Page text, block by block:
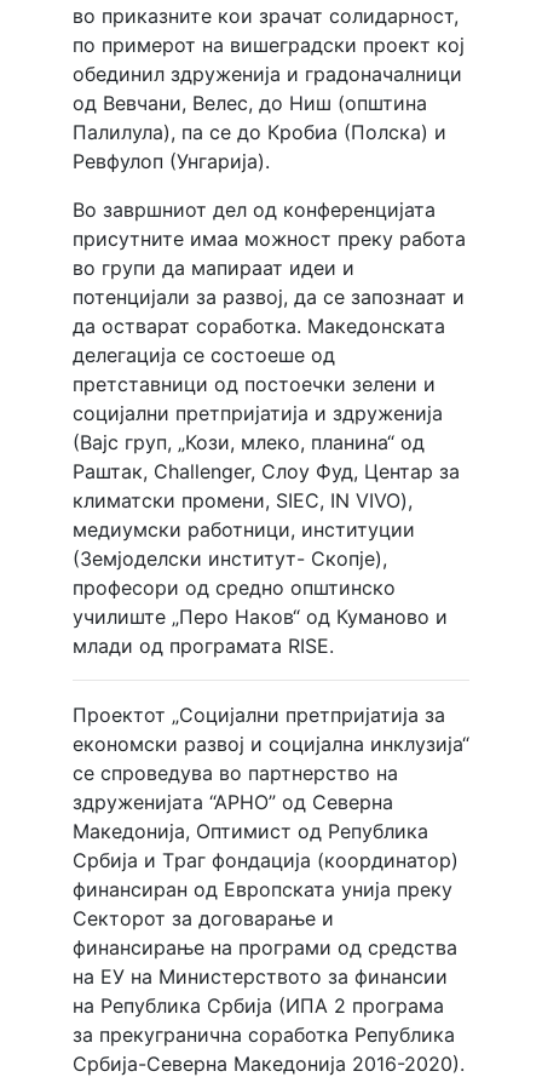
во приказните кои зрачат солидарност,
по примерот на вишеградски проект кој
обединил здруженија и градоначалници
од Вевчани, Велес, до Ниш (општина
Палилула), па се до Кробиа (Полска) и
Ревфулоп (Унгарија).
Во завршниот дел од конференцијата
присутните имаа можност преку работа
во групи да мапираат идеи и
потенцијали за развој, да се запознаат и
да остварат соработка. Македонската
делегација се состоеше од
претставници од постоечки зелени и
социјални претпријатија и здруженија
(Вајс груп, „Кози, млеко, планина“ од
Раштак, Challenger, Слоу Фуд, Центар за
климатски промени, SIEC, IN VIVO),
медиумски работници, институции
(Земјоделски институт- Скопје),
професори од средно општинско
училиште „Перо Наков“ од Куманово и
млади од програмата RISE.
Проектот „Социјални претпријатија за
економски развој и социјална инклузија“
се спроведува во партнерство на
здруженијата “АРНО” од Северна
Македонија, Оптимист од Република
Србија и Tраг фондација (координатор)
финансиран од Европската унија преку
Секторот за договарање и
финансирање на програми од средства
на ЕУ на Министерството за финансии
на Република Србија (ИПА 2 програма
за прекугранична соработка Република
Србија-Северна Македонија 2016-2020).